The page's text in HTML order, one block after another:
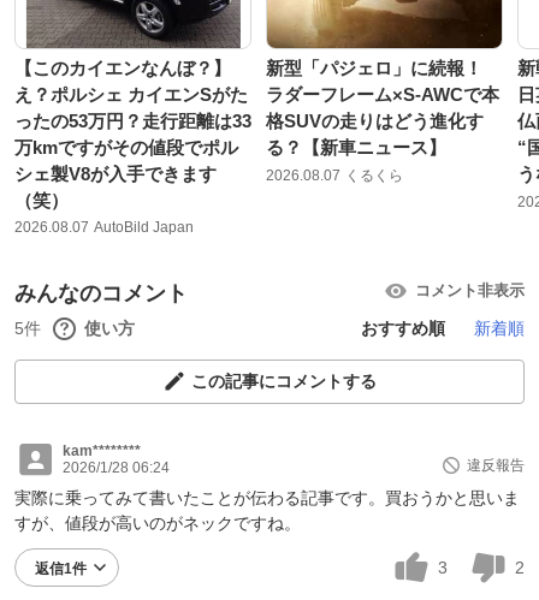
【このカイエンなんぼ？】
え？ポルシェ カイエンSがた
ったの53万円？走行距離は33
万kmですがその値段でポル
シェ製V8が入手できます
（笑）
2026.08.07 AutoBild Japan
新型「パジェロ」に続報！
ラダーフレーム×S-AWCで本
格SUVの走りはどう進化す
る？【新車ニュース】
2026.08.07 くるくら
仏
“
みんなのコメント コメント非表示
5件 使い方 おすすめ順 新着順
この記事にコメントする
kam********
2026/1/28 06:24
違反報告
実際に乗ってみて書いたことが伝わる記事です。買おうかと思いま
すが、値段が高いのがネックですね。
返信1件 3 2